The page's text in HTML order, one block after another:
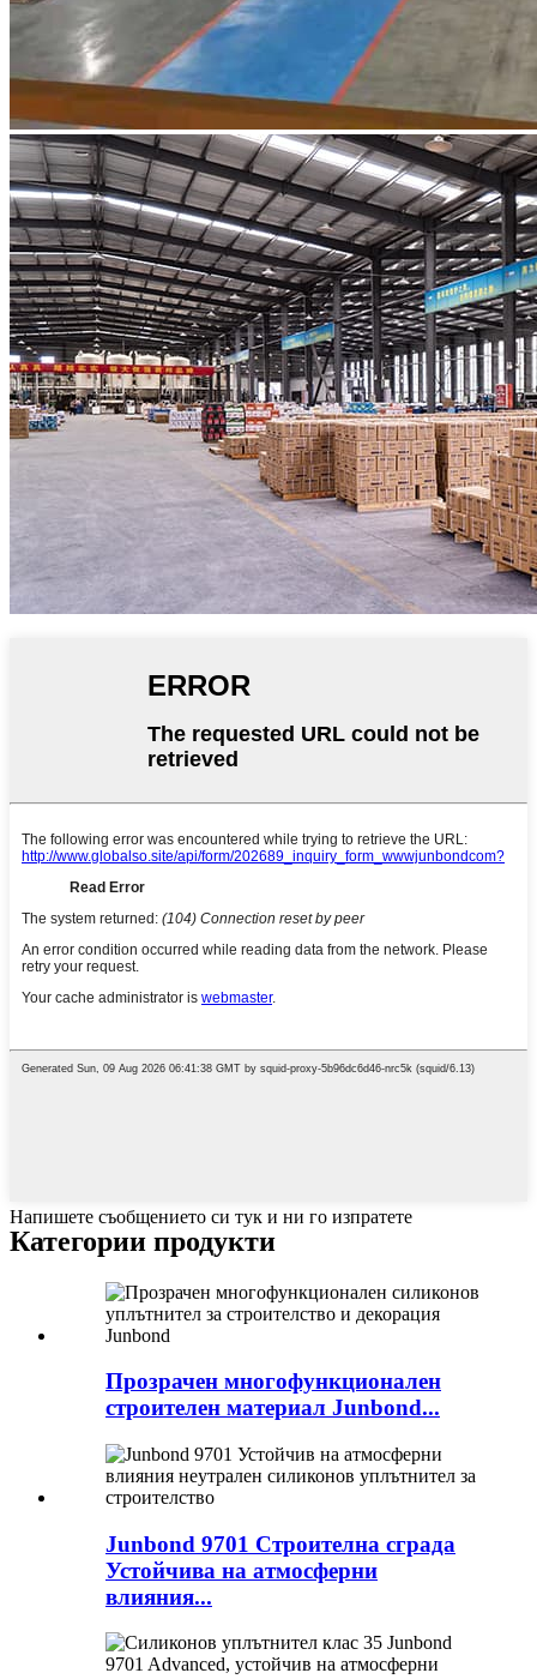
Напишете съобщението си тук и ни го изпратете
Категории продукти
Прозрачен многофункционален
строителен материал Junbond...
Junbond 9701 Строителна сграда
Устойчива на атмосферни
влияния...